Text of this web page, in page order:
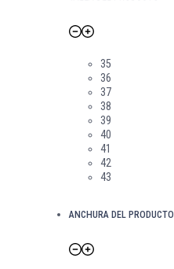
35
36
37
38
39
40
41
42
43
ANCHURA DEL PRODUCTO